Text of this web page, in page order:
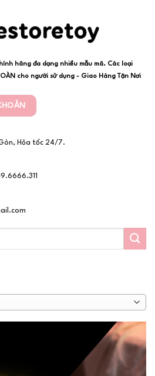
hãng đa dạng nhiều mẫu mã. Các loại
cho người sử dụng - Giao Hàng Tận Nơi
Hỏa tốc 24/7.